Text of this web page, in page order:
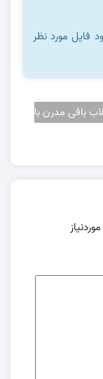
فایل مورد نظر
بافی مدرن با